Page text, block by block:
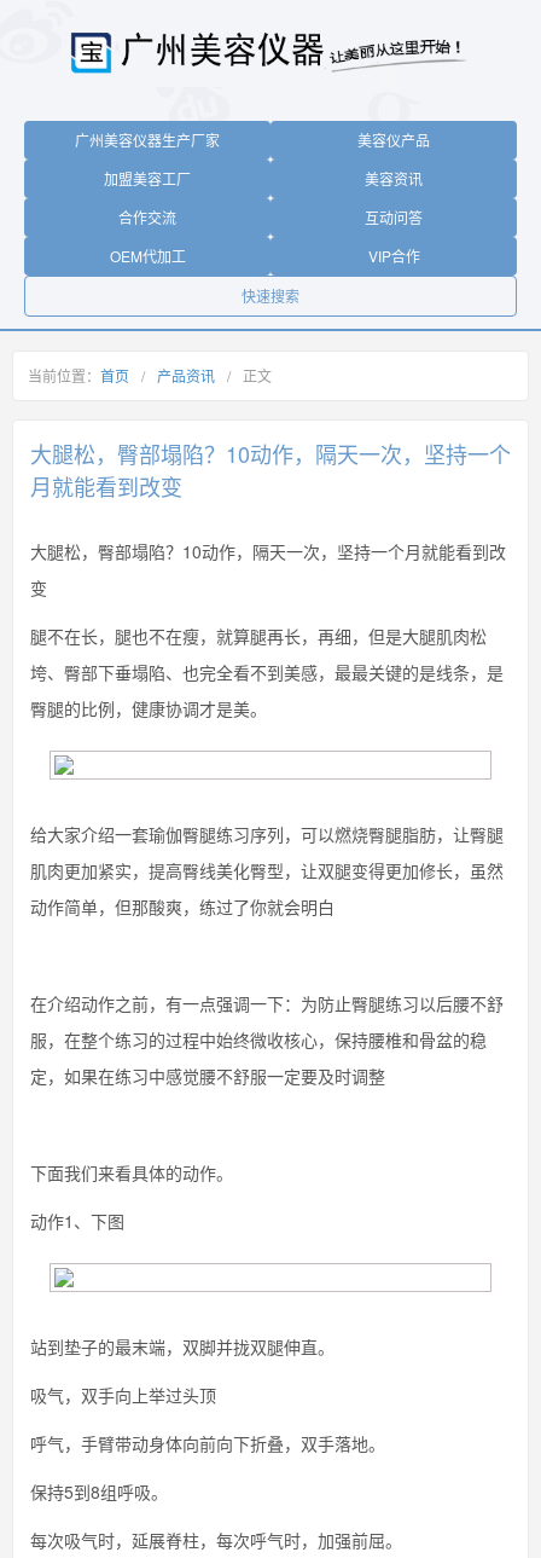
广州美容仪器生产厂家
美容仪产品
加盟美容工厂
美容资讯
合作交流
互动问答
OEM代加工
VIP合作
快速搜索
当前位置： 首页 / 产品资讯 / 正文
大腿松，臀部塌陷？10动作，隔天一次，坚持一个
月就能看到改变
大腿松，臀部塌陷？10动作，隔天一次，坚持一个月就能看到改
变
腿不在长，腿也不在瘦，就算腿再长，再细，但是大腿肌肉松
垮、臀部下垂塌陷、也完全看不到美感，最最关键的是线条，是
臀腿的比例，健康协调才是美。
给大家介绍一套瑜伽臀腿练习序列，可以燃烧臀腿脂肪，让臀腿
肌肉更加紧实，提高臀线美化臀型，让双腿变得更加修长，虽然
动作简单，但那酸爽，练过了你就会明白
在介绍动作之前，有一点强调一下：为防止臀腿练习以后腰不舒
服，在整个练习的过程中始终微收核心，保持腰椎和骨盆的稳
定，如果在练习中感觉腰不舒服一定要及时调整
下面我们来看具体的动作。
动作1、下图
站到垫子的最末端，双脚并拢双腿伸直。
吸气，双手向上举过头顶
呼气，手臂带动身体向前向下折叠，双手落地。
保持5到8组呼吸。
每次吸气时，延展脊柱，每次呼气时，加强前屈。